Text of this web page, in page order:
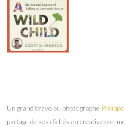
Un grand bravo au photographe
partage de ses clichés en creative